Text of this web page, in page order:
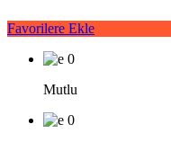
Favorilere Ekle
0
Mutlu
0